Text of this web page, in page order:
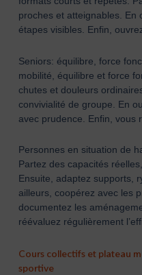
proches et atteignables. En
étapes visibles. Enfin,
Seniors: équilibre, force
mobilité, équilibre et force
chutes et douleurs
convivialité de groupe. En
avec prudence. Enfin, vous
Personnes en situation de
Partez des capacités
Ensuite, adaptez supports,
ailleurs, coopérez avec les
documentez les
réévaluez régulièrement
Cours collectifs et plateau
sportive